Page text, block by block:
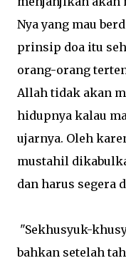
Nya yang mau
prinsip doa itu
orang-orang
Allah tidak akan
hidupnya kalau
ujarnya. Oleh
mustahil
dan harus segera
"Sekhusyuk-
bahkan setelah